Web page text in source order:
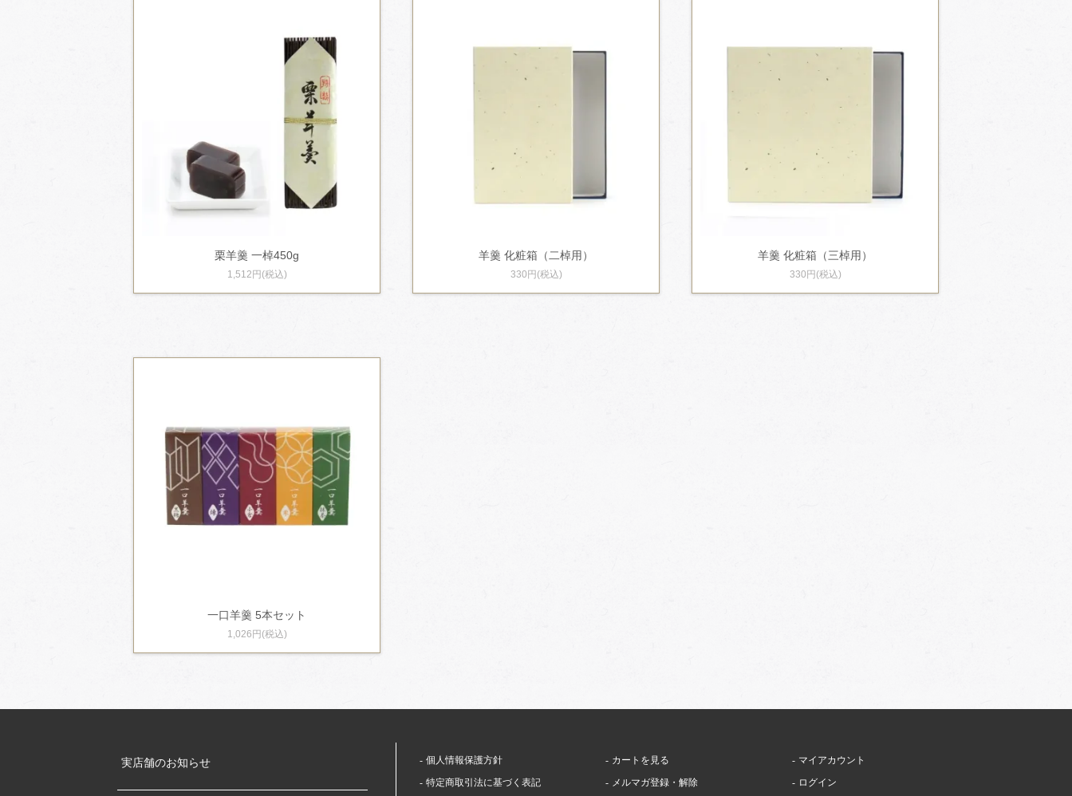
栗羊羹 一棹450g
1,512円(税込)
羊羹 化粧箱（二棹用）
330円(税込)
羊羹 化粧箱（三棹用）
330円(税込)
一口羊羹 5本セット
1,026円(税込)
実店舗のお知らせ
個人情報保護方針
特定商取引法に基づく表記
カートを見る
メルマガ登録・解除
マイアカウント
ログイン